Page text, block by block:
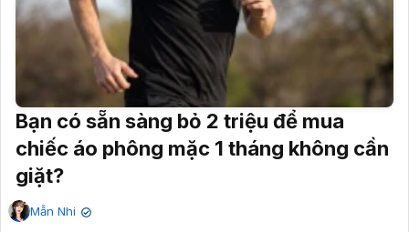
Bạn có sẵn sàng bỏ 2 triệu để mua
chiếc áo phông mặc 1 tháng không cần
giặt?
Mẫn Nhi ✔